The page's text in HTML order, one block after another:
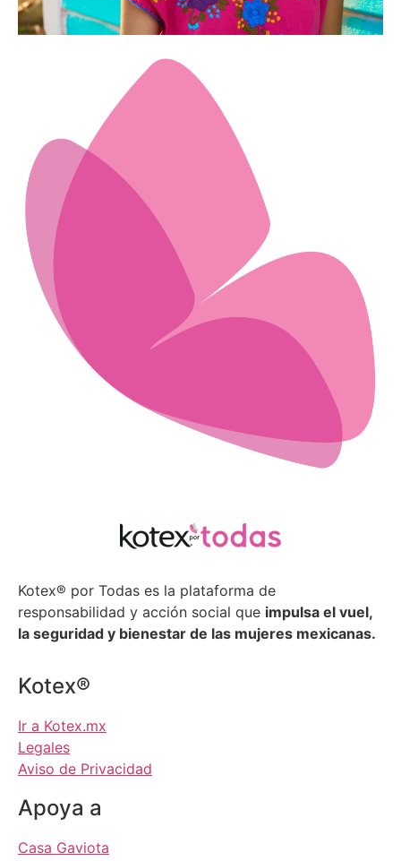
Kotex® por Todas es la plataforma de
responsabilidad y acción social que impulsa el vuel,
la seguridad y bienestar de las mujeres mexicanas.
Kotex®
Ir a Kotex.mx
Legales
Aviso de Privacidad
Apoya a
Casa Gaviota